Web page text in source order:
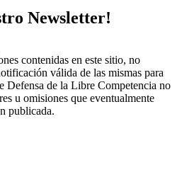
Newsletter!
contenidas en este sitio, no
válida de las mismas para
Defensa de la Libre Competencia no
u omisiones que eventualmente
publicada.